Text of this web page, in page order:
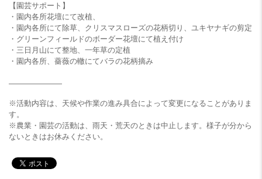
【園芸サポート】
・園内各所花壇にて改植、
・園内各所にて除草、クリスマスローズの花柄切り、ユキヤナギの剪定
・グリーンフィールドのボーダー花壇にて植え付け
・三日月山にて整地、一年草の定植
・園内各所、薔薇の轍にてバラの花柄摘み
———————
※活動内容は、天候や作業の進み具合によって変更になることがありま
す。
※農業・園芸の活動は、雨天・荒天のときは中止します。様子が分から
ないときはお休みください。